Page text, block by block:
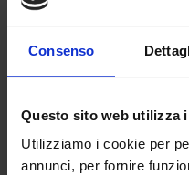
Consenso
Questo sito web utilizza
Utilizziamo i cookie per
annunci, per fornire
Tracciatori
NEGOZIO ONLINE
Ampere System Contatti
Contatti